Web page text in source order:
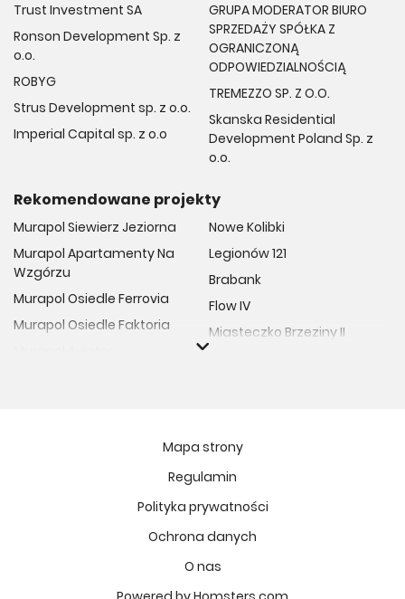
Trust Investment SA
Ronson Development Sp. z
o.o.
ROBYG
Strus Development sp. z o.o.
Imperial Capital sp. z o.o
GRUPA MODERATOR BIURO
SPRZEDAŻY SPÓŁKA Z
OGRANICZONĄ
ODPOWIEDZIALNOŚCIĄ
TREMEZZO SP. Z O.O.
Skanska Residential
Development Poland Sp. z
o.o.
Rekomendowane projekty
Murapol Siewierz Jeziorna
Murapol Apartamenty Na
Wzgórzu
Murapol Osiedle Ferrovia
Murapol Osiedle Faktoria
Murapol Osiedle Szafirove
Nowe Kolibki
Legionów 121
Brabank
Flow IV
Miasteczko Brzeziny II
MIASTECZKO NOVA FALA
Żywiecka Vita
Osiedle Art Park
Apartamenty Krakowska
Mapa strony
Regulamin
Polityka prywatności
Ochrona danych
O nas